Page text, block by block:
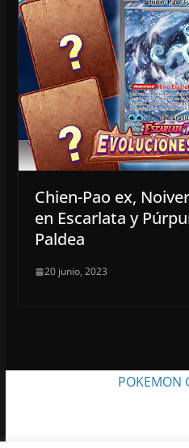
Chien-Pao ex,
en Escarlata y
Paldea
20 junio, 2023
POKEMON